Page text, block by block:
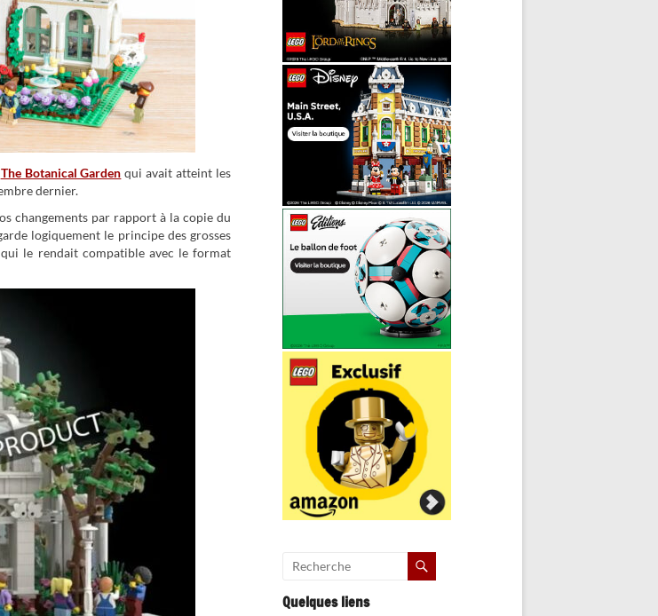
The Botanical Garden qui avait atteint les
dernier.
changements par rapport à la copie du
logiquement le principe des grosses
le rendait compatible avec le format
Quelques liens